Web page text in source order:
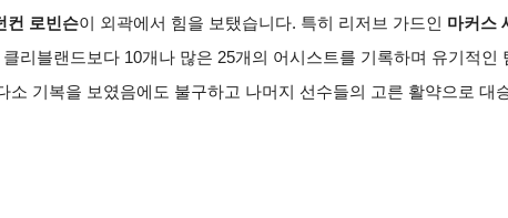
컨 로빈슨이 외곽에서 힘을 보탰습니다. 특히 리저브 가드인 마커스
리블랜드보다 10개나 많은 25개의 어시스트를 기록하며 유기적인
소 기복을 보였음에도 불구하고 나머지 선수들의 고른 활약으로 대